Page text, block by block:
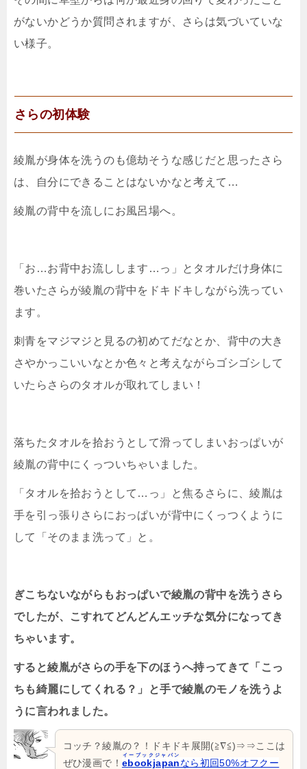
がないかどうか質問されますが、さらは気づいていな
い様子。
さらの初体験
綾胤が身体を洗うのも億劫そうな感じだと思ったさら
は、自分にできることはないかなと考えて…
綾胤の背中を流しにお風呂場へ。
「お…お背中お流しします…っ」とタオルだけ身体に
巻いたさらが綾胤の背中をドキドキしながら洗ってい
ます。
刺青をマジマジと見るの初めてだなとか、背中の大き
さやかっこいいなとか色々と考えながらゴシゴシして
いたらさらのタオルが取れてしまい！
落ちたタオルを拾おうとして滑ってしまいおっぱいが
綾胤の背中にくっついちゃいました。
「タオルを拾おうとして…っ」と焦るさらに、綾胤は
手を引っ張りさらにおっぱいが背中にくっつくように
して「そのまま洗って」と。
ぎこちないながらもおっぱいで綾胤の背中を洗うさら
でしたが、こすれてどんどんエッチな気分になってき
ちゃいます。
すると綾胤がさらの手を下のほうへ持ってきて「こっ
ちも綺麗にしてくれる？」と手で綾胤のモノを洗うよ
うに言われました。
コッチ？綾胤の？！ドキドキ展開(≧∇≦)⇒⇒ここは
ぜひ漫画で！ ebookjapan
イーブックジャパン
なら初回50%オフクー